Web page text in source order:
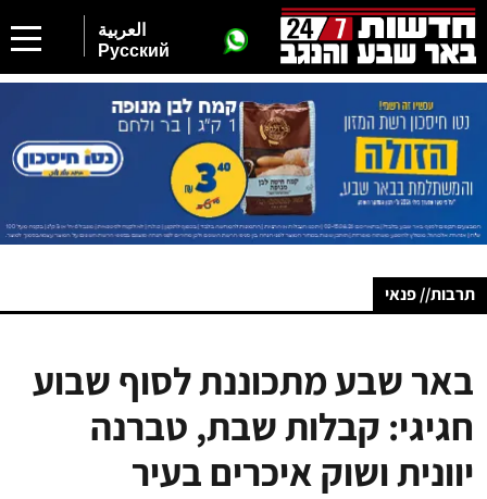
العربية
Русский
תרבות// פנאי
באר שבע מתכוננת לסוף שבוע
חגיגי: קבלות שבת, טברנה
יוונית ושוק איכרים בעיר
2